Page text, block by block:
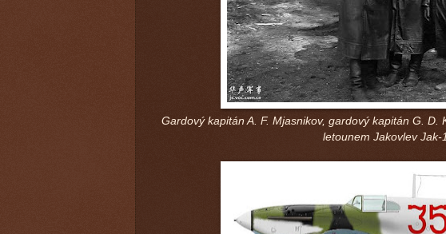
Gardový kapitán A. F. Mjasnikov, gardový kapitán G. D.
letounem Jakovlev Jak-